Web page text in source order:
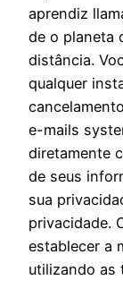
aprendiz
de o planeta
distância.
qualquer
e-mails
diretamente
de seus
sua
privacidade.
establecer a
utilizando as